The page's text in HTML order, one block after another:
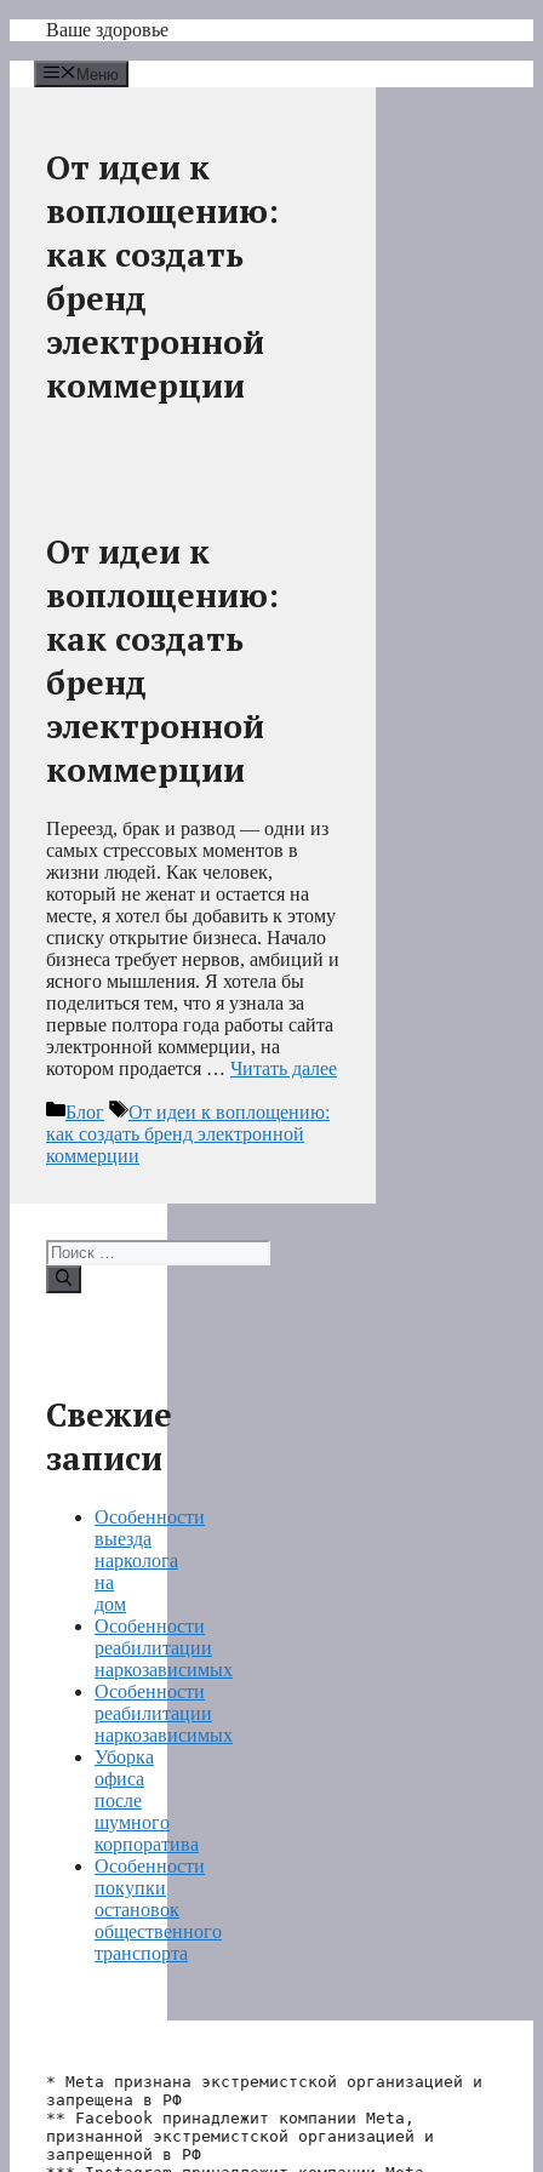
Перейти
содержимому
Ваше здоровье
Меню
От идеи к
воплощению:
как создать
бренд
электронной
коммерции
От идеи к
воплощению:
как создать
бренд
электронной
коммерции
Переезд, брак и развод — одни из
самых стрессовых моментов в
жизни людей. Как человек,
который не женат и остается на
месте, я хотел бы добавить к этому
списку открытие бизнеса. Начало
бизнеса требует нервов, амбиций и
ясного мышления. Я хотела бы
поделиться тем, что я узнала за
первые полтора года работы сайта
электронной коммерции, на
котором продается … Читать далее
Рубрики
Блог Метки
От идеи к воплощению:
как создать бренд электронной
коммерции
Поиск:
Свежие
записи
Особенности
выезда
нарколога
на
дом
Особенности
реабилитации
наркозависимых
Особенности
реабилитации
наркозависимых
Уборка
офиса
после
шумного
корпоратива
Особенности
покупки
остановок
общественного
транспорта
* Meta признана экстремистской организацией и
запрещена в РФ
** Facebook принадлежит компании Meta,
признанной экстремистской организацией и
запрещенной в РФ